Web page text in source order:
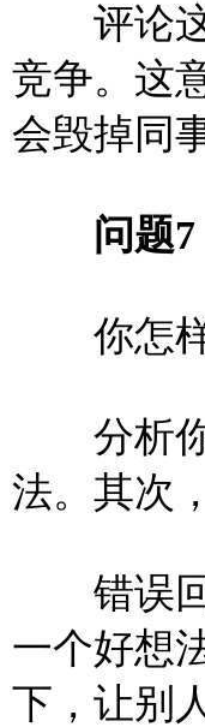
评论这
竞争。这
会毁掉同
问题7
你怎样
分析你
法。其次
错误回
一个好想
下，让别